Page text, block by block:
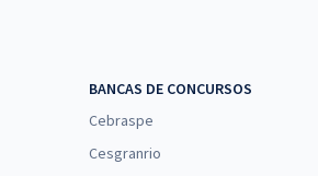
BANCAS DE CONCURSOS
Cebraspe
Cesgranrio